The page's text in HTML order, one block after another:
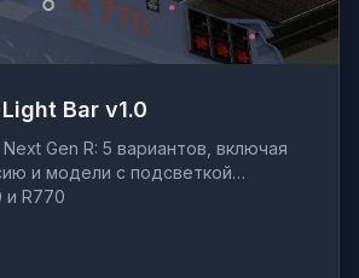
Bar v1.0
Gen R: 5 вариантов, включая
и модели с подсветкой
и R770